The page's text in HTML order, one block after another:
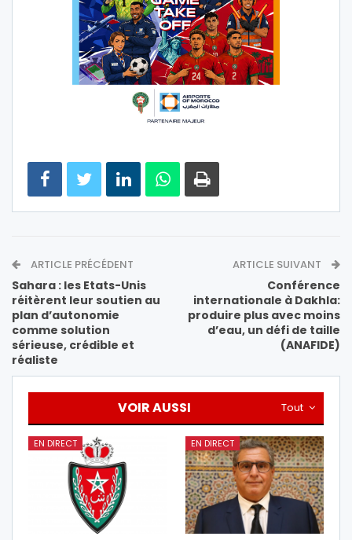
ARTICLE PRÉCÉDENT
Sahara : les Etats-Unis
réitèrent leur soutien au
plan d’autonomie
comme solution
sérieuse, crédible et
réaliste
ARTICLE SUIVANT
Conférence
internationale à Dakhla:
produire plus avec moins
d’eau, un défi de taille
(ANAFIDE)
Tout
VOIR AUSSI
EN DIRECT EN DIRECT